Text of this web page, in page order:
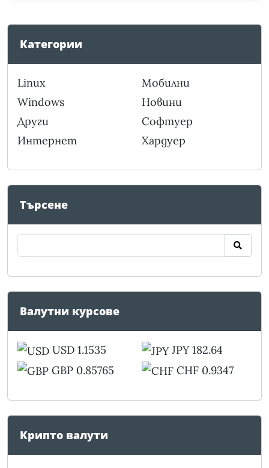
Категории
Linux
Windows
Други
Интернет
Мобилни
Новини
Софтуер
Хардуер
Търсене
Валутни курсове
USD 1.1535
GBP 0.85765
JPY 182.64
CHF 0.9347
Крипто валути